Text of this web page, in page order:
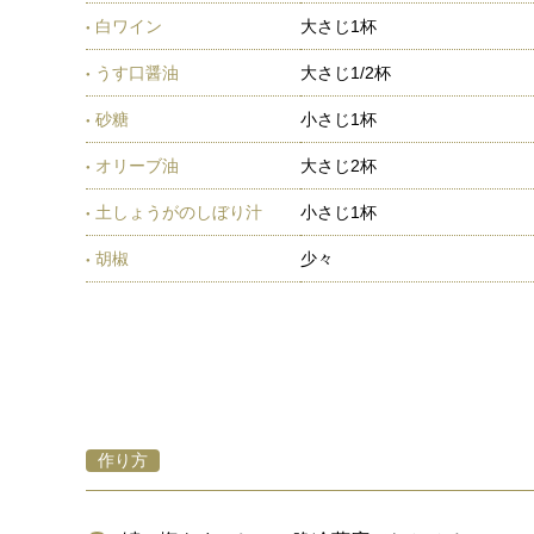
白ワイン 大さじ1杯
うす口醤油 大さじ1/2杯
砂糖 小さじ1杯
オリーブ油 大さじ2杯
土しょうがのしぼり汁 小さじ1杯
胡椒 少々
作り方